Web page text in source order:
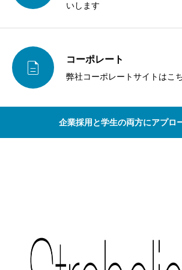
いします
 コーポレート
弊社コーポレートサイトはこ
企業採用と学生の両方にアプロ